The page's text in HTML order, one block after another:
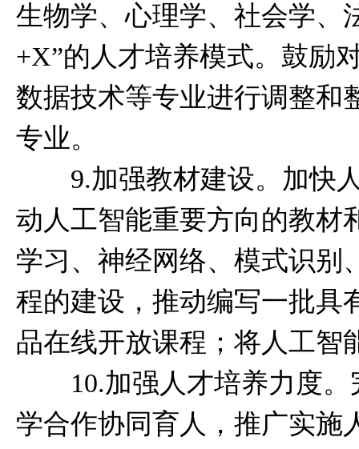
生物学、心理学、社会学、
+X”的人才培养模式。鼓励
数据技术等专业进行调整和
专业。
9.加强教材建设。加快人
动人工智能重要方向的教材
学习、神经网络、模式识别
程的建设，推动编写一批具
品在线开放课程；将人工智
10.加强人才培养力度。
学合作协同育人，推广实施